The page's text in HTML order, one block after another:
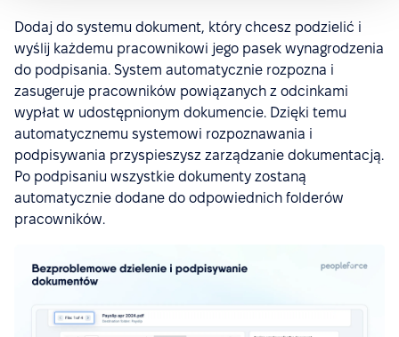
Dodaj do systemu dokument, który chcesz podzielić i
wyślij każdemu pracownikowi jego pasek wynagrodzenia
do podpisania. System automatycznie rozpozna i
zasugeruje pracowników powiązanych z odcinkami
wypłat w udostępnionym dokumencie. Dzięki temu
automatycznemu systemowi rozpoznawania i
podpisywania przyspieszysz zarządzanie dokumentacją.
Po podpisaniu wszystkie dokumenty zostaną
automatycznie dodane do odpowiednich folderów
pracowników.